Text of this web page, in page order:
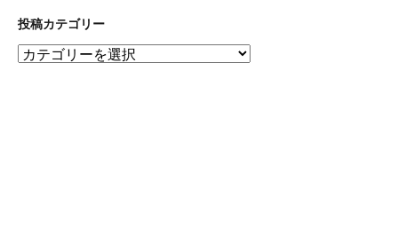
ア
カ
投稿カテゴリー
投